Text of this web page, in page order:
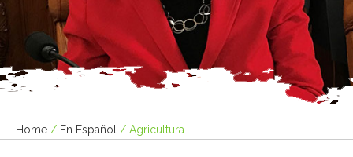
Home / En Español / Agricultura